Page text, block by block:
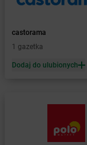
Żabka Białka
Żabka Białobrzegi
Żabka Białogard
Żabka Białogóra
Biały Dunajec
Białystok
Bibice
castorama
1 gazetka
Dodaj do ulubionych